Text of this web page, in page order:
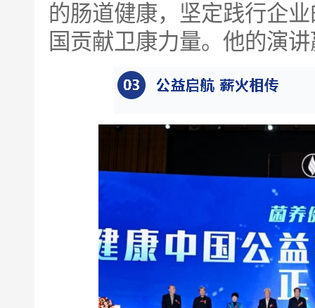
的肠道健康，坚定践行企
国贡献卫康力量。他的演